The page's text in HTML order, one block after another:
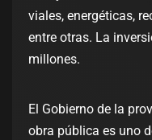
viales, energéticas,
entre otras. La
millones.
El Gobierno de la
obra pública es uno